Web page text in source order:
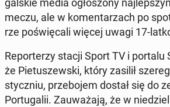
gal­skie media ogło­szo­ny
meczu, ale w ko­men­ta­rzach po
rze po­świę­ca­li więcej uwagi 17-
Re­por­te­rzy stacji Sport TV i portalu
że Pie­tu­szew­ski, który zasilił
stycz­niu, prze­bo­jem dostał się do
Por­tu­ga­lii. Za­uwa­ża­ją, że w